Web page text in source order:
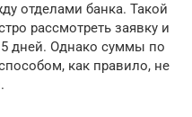
отделами банка. Такой
рассмотреть заявку и
дней. Однако суммы по
как правило, не